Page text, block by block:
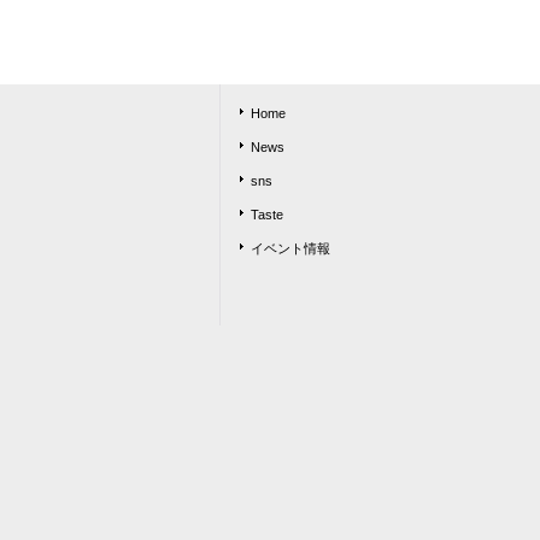
Home
News
sns
Taste
イベント情報